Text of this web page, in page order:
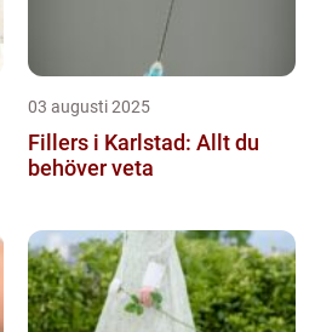
03 augusti 2025
Fillers i Karlstad: Allt du
behöver veta